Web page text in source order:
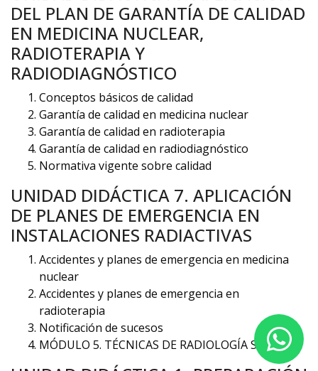
DEL PLAN DE GARANTÍA DE CALIDAD
EN MEDICINA NUCLEAR,
RADIOTERAPIA Y
RADIODIAGNÓSTICO
Conceptos básicos de calidad
Garantía de calidad en medicina nuclear
Garantía de calidad en radioterapia
Garantía de calidad en radiodiagnóstico
Normativa vigente sobre calidad
UNIDAD DIDÁCTICA 7. APLICACIÓN
DE PLANES DE EMERGENCIA EN
INSTALACIONES RADIACTIVAS
Accidentes y planes de emergencia en medicina
nuclear
Accidentes y planes de emergencia en
radioterapia
Notificación de sucesos
MÓDULO 5. TÉCNICAS DE RADIOLOGÍA SIMPLE